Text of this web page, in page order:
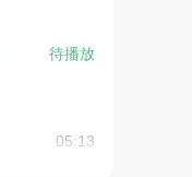
待播放
05:13